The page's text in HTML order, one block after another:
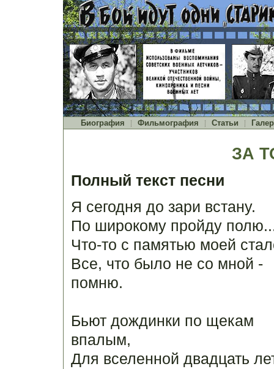
Биография Фильмография Статьи
ЗА
Полный текст песни
Я сегодня до зари встану.
По широкому пройду
Что-то с памятью моей
Все, что было не со мной -
помню.
Бьют дождинки по щекам
впалым,
Для вселенной двадцать